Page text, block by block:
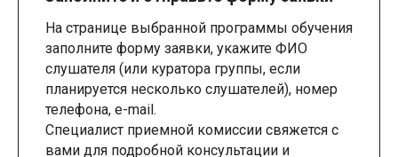
На странице выбранной программы обучения
заполните форму заявки, укажите ФИО
слушателя (или куратора группы, если
планируется несколько слушателей), номер
телефона, e-mail.
Специалист приемной комиссии свяжется с
вами для подробной консультации и